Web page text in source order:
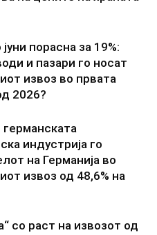
порасна за 19%:
и пазари го носат
извоз во првата
2026?
индустрија го
на Германија во
извоз од 48,6% на
со раст на извозот од